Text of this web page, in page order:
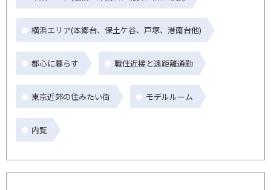
横浜エリア(本郷台、保土ケ谷、戸塚、港南台他)
都心に暮らす 職住近接と遠距離通勤
東京近郊の住みたい街 モデルルーム
内覧